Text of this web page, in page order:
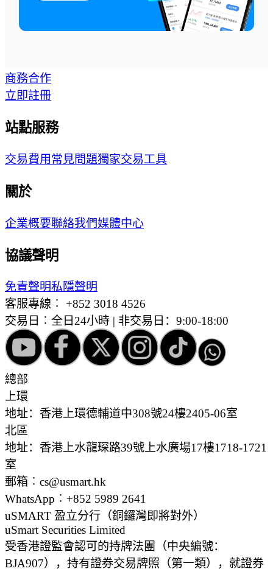
商務合作
立即註冊
站點服務
交易費用常見問題獨家交易工具
關於
企業概要聯絡我們媒體中心
協議聲明
免責聲明私隱聲明
客服專線︰ +852 3018 4526
交易日︰全日24小時 | 非交易日：9:00-18:00
總部
上環
地址：香港上環德輔道中308號24樓2405-06室
北區
地址：香港上水龍琛路39號上水廣場17樓1718-1721
室
郵箱︰cs@usmart.hk
WhatsApp︰+852 5989 2641
uSMART 盈立分行 （銅鑼灣即將對外）
uSmart Securities Limited
受香港證監會認可的持牌法團（中央編號：
BJA907），持有證券交易牌照（第一類），就證券